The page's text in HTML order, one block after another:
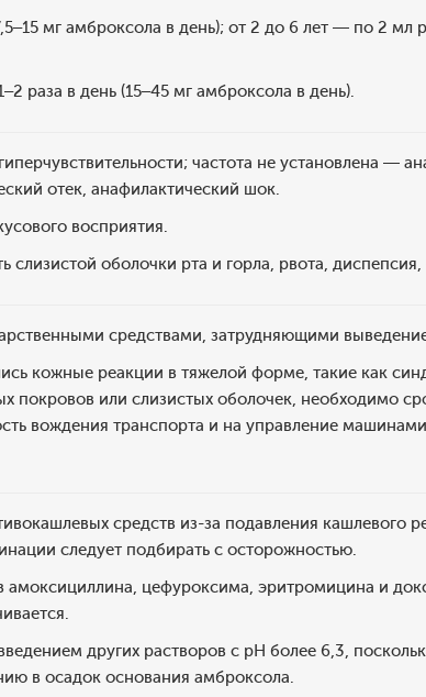
мг амброксола в день); от 2 до 6 лет — по 2 мл
раза в день (15–45 мг амброксола в день).
частота не установлена —
отек, анафилактический шок.
восприятия.
оболочки рта и горла, рвота, диспепсия,
средствами, затрудняющими
кожные реакции в тяжелой форме, такие как
или слизистых оболочек, необходимо
вождения транспорта и на управление
средств из-за подавления кашлевого
следует подбирать с осторожностью.
цефуроксима, эритромицина и
других растворов с рН более 6,3,
в осадок основания амброксола.